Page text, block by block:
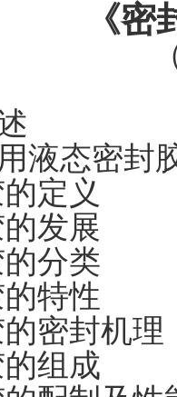
《
液态密封
定义
发展
分类
特性
密封机理
组成